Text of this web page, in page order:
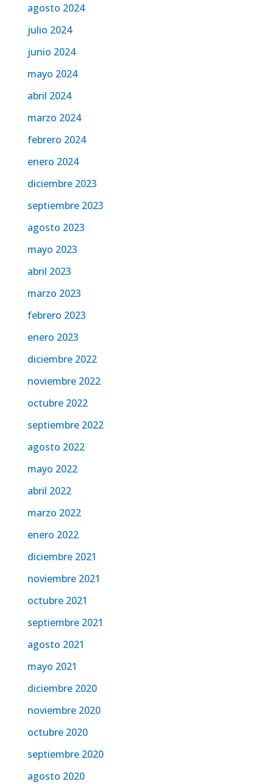
agosto 2024
julio 2024
junio 2024
mayo 2024
abril 2024
marzo 2024
febrero 2024
enero 2024
diciembre 2023
septiembre 2023
agosto 2023
mayo 2023
abril 2023
marzo 2023
febrero 2023
enero 2023
diciembre 2022
noviembre 2022
octubre 2022
septiembre 2022
agosto 2022
mayo 2022
abril 2022
marzo 2022
enero 2022
diciembre 2021
noviembre 2021
octubre 2021
septiembre 2021
agosto 2021
mayo 2021
diciembre 2020
noviembre 2020
octubre 2020
septiembre 2020
agosto 2020